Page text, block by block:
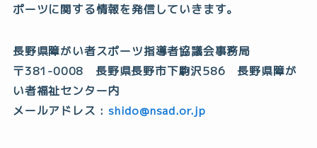
ポーツに関する情報を発信していきます。
長野県障がい者スポーツ指導者協議会事務局
〒381-0008 長野県長野市下駒沢586 長野県障が
い者福祉センター内
メールアドレス : shido@nsad.or.jp